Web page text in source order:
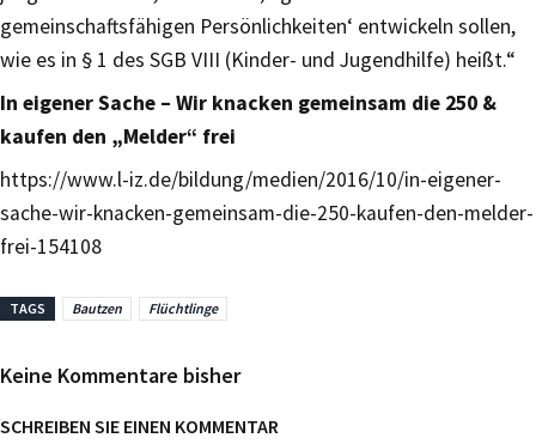
ge­meinschaftsfähigen Persönlichkeiten‘ entwickeln sollen,
wie es in § 1 des SGB VIII (Kinder- und Jugendhilfe) heißt.“
In eigener Sache – Wir knacken gemeinsam die 250 &
kaufen den „Melder“ frei
https://www.l-iz.de/bildung/medien/2016/10/in-eigener-
sache-wir-knacken-gemeinsam-die-250-kaufen-den-melder-
frei-154108
TAGS Bautzen Flüchtlinge
Keine Kommentare bisher
SCHREIBEN SIE EINEN KOMMENTAR